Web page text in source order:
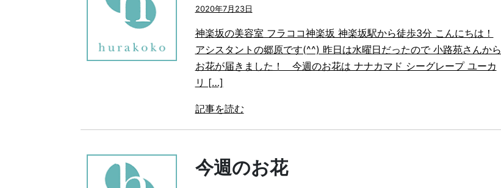
2020年7月23日
神楽坂の美容室 フラココ神楽坂 神楽坂駅から徒歩3分 こんにちは！
アシスタントの郷原です(^^) 昨日は水曜日だったので 小路苑さんから
お花が届きました！ 今週のお花は ナナカマド シーグレープ ユーカ
リ […]
記事を読む
今週のお花